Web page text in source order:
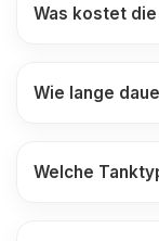
Was kostet
Wie lange
Welche